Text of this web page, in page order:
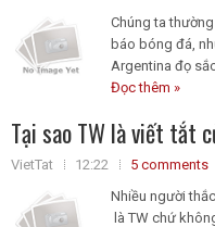
Chúng ta
báo bóng đá,
Argentina đọ
Đọc thêm »
Tại sao TW là viết tắt
VietTat 12:22
5 comments
Nhiều người
là TW chứ